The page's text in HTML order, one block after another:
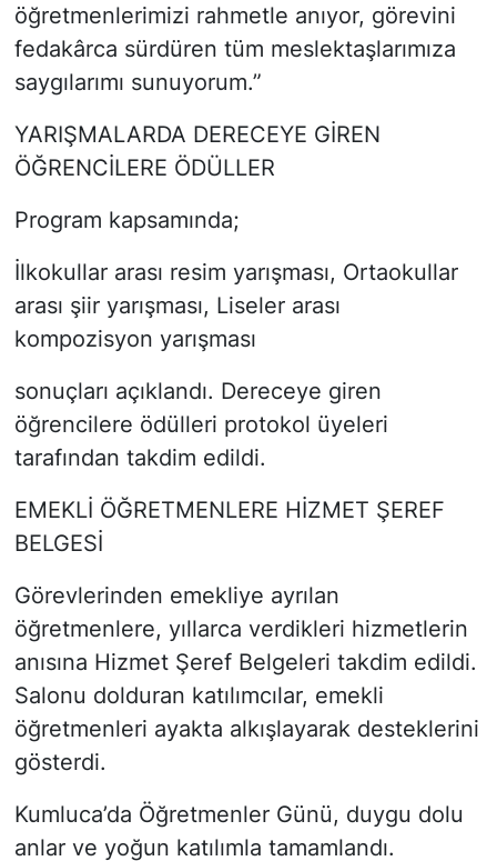
öğretmenlerimizi rahmetle anıyor, görevini
fedakârca sürdüren tüm meslektaşlarımıza
saygılarımı sunuyorum.”
YARIŞMALARDA DERECEYE GİREN
ÖĞRENCİLERE ÖDÜLLER
Program kapsamında;
İlkokullar arası resim yarışması, Ortaokullar
arası şiir yarışması, Liseler arası
kompozisyon yarışması
sonuçları açıklandı. Dereceye giren
öğrencilere ödülleri protokol üyeleri
tarafından takdim edildi.
EMEKLİ ÖĞRETMENLERE HİZMET ŞEREF
BELGESİ
Görevlerinden emekliye ayrılan
öğretmenlere, yıllarca verdikleri hizmetlerin
anısına Hizmet Şeref Belgeleri takdim edildi.
Salonu dolduran katılımcılar, emekli
öğretmenleri ayakta alkışlayarak desteklerini
gösterdi.
Kumluca’da Öğretmenler Günü, duygu dolu
anlar ve yoğun katılımla tamamlandı.